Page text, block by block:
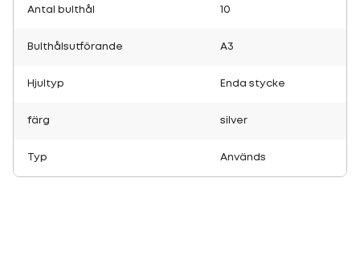
Antal bulthål 10
Bulthålsutförande A3
Hjultyp Enda stycke
färg silver
Typ Används